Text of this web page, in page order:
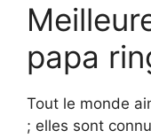
papa
Tout le monde
; elles sont